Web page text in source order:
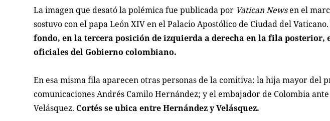
La imagen que desató la polémica fue publicada por Vatican Newsen el
sostuvo con el papa León XIV en el Palacio Apostólico de Ciudad del
fondo, en la tercera posición de izquierda a derecha en la fila posterior,
oficiales del Gobierno colombiano.
En esa misma fila aparecen otras personas de la comitiva: la hija mayor del
comunicaciones Andrés Camilo Hernández; y el embajador de Colombia
Velásquez. Cortés se ubica entre Hernández y Velásquez.